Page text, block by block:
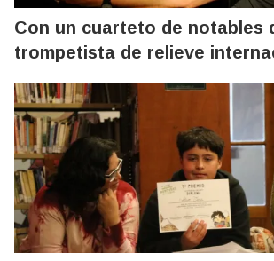
Con un cuarteto de notables
trompetista de relieve